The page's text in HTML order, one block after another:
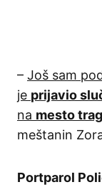
– Još sam
je prijavio
na mesto
meštanin
Portparol